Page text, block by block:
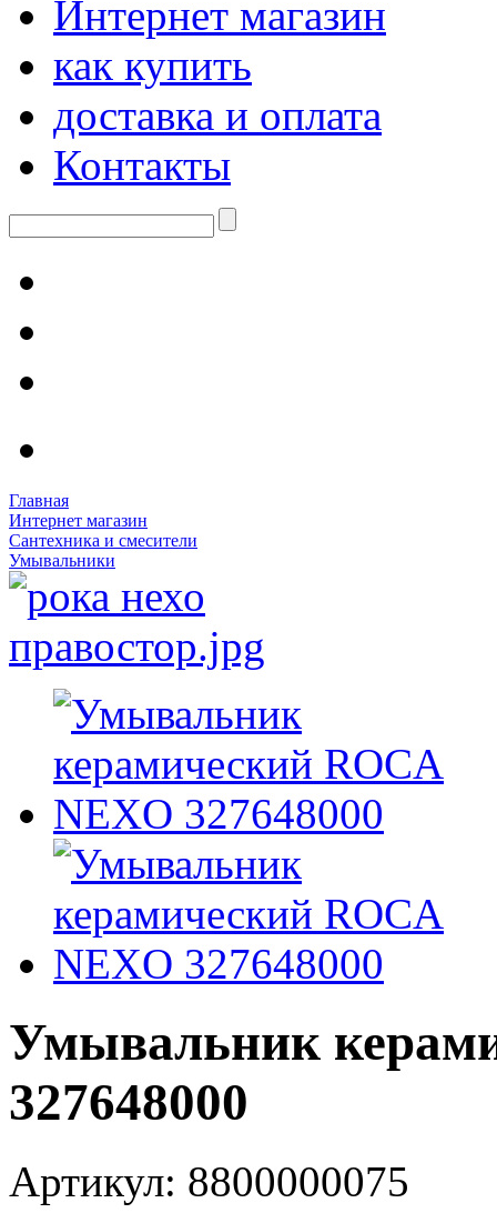
Интернет магазин
как купить
доставка и оплата
Контакты
Главная
Интернет магазин
Сантехника и смесители
Умывальники
Умывальник
327648000
Артикул: 8800000075